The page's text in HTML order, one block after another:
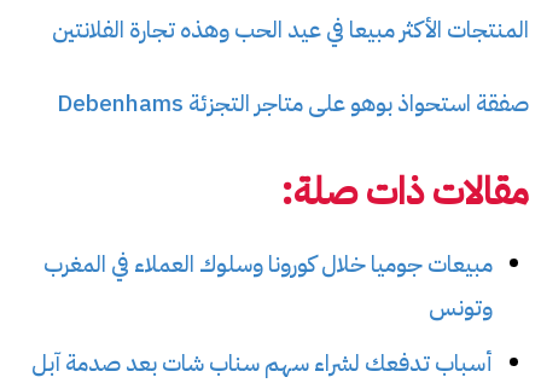
المنتجات الأكثر مبيعا في عيد الحب وهذه تجارة الفلانتين
صفقة استحواذ بوهو على متاجر التجزئة Debenhams
مقالات ذات صلة:
مبيعات جوميا خلال كورونا وسلوك العملاء في المغرب
وتونس
أسباب تدفعك لشراء سهم سناب شات بعد صدمة آبل